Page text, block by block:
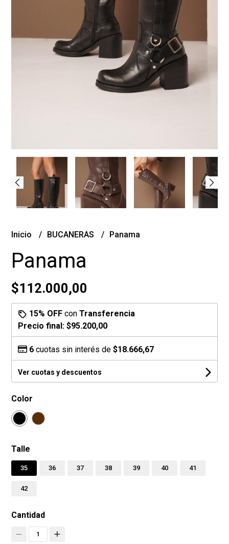
Inicio BUCANERAS Panama
Panama
$112.000,00
15% OFF conTransferencia
Precio final:$95.200,00
6 cuotas sin interés de$18.666,67
Ver cuotas y descuentos
Color
Talle
35 36 37 38 39 40 41
42
Cantidad
1